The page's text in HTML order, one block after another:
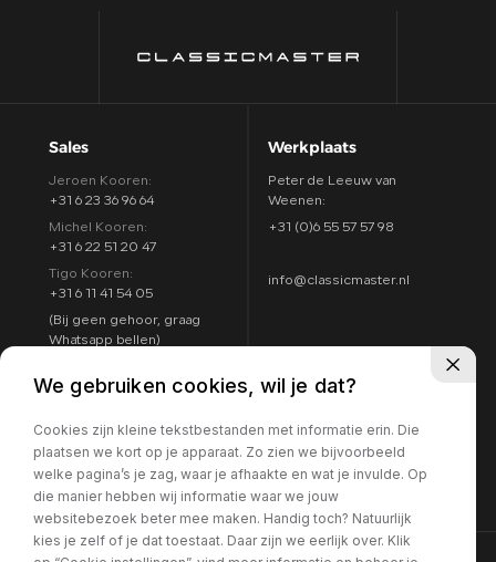
Sales
Jeroen Kooren:
+31 6 23 36 96 64
Michel Kooren:
+31 6 22 51 20 47
Tigo Kooren:
+31 6 11 41 54 05
(Bij geen gehoor, graag
Whatsapp bellen)
Werkplaats
Peter de Leeuw van
Weenen:
+31 (0)6 55 57 57 98
info@classicmaster.nl
Argon 25
Routebeschrijving
8:00 - 17:00
7 dagen per week
geopend
We gebruiken cookies, wil je dat?
Cookies zijn kleine tekstbestanden met informatie erin. Die
plaatsen we kort op je apparaat. Zo zien we bijvoorbeeld
welke pagina’s je zag, waar je afhaakte en wat je invulde. Op
die manier hebben wij informatie waar we jouw
websitebezoek beter mee maken. Handig toch? Natuurlijk
kies je zelf of je dat toestaat. Daar zijn we eerlijk over. Klik